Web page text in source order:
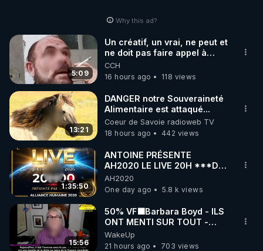
Why this ad?
5:09
Un créatif, un vrai, ne peut et
ne doit pas faire appel à
l'intelligence artificielle
CCH
16 hours ago
118 views
13:21
DANGER notre Souveraineté
Alimentaire est attaqué...
Coeur de Savoie radioweb TV
18 hours ago
442 views
1:35:50
ANTOINE PRÉSENTE
AH2020 LE LIVE 20H ***DU
06/08/2026***
AH2020
One day ago
5.8 k views
15:56
50% VF🟩Barbara Boyd - ILS
ONT MENTI SUR TOUT -
Jocelyne Traduction
WakeUp
21 hours ago
703 views